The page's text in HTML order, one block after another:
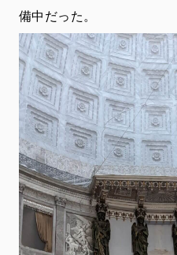
備中だった。